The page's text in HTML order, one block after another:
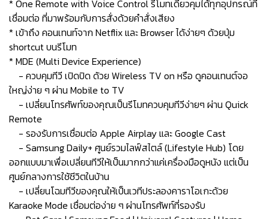
* One Remote with Voice Control รีโมทเดียวคุมได้ทุกอุปกรณ์ที่
เชื่อมต่อ ที่มาพร้อมกับการสั่งด้วยคำสั่งเสียง
* เข้าถึง คอนเทนท์จาก Netflix และ Browser ได้ง่ายๆ ด้วยปุ่ม
shortcut บนรีโมท
* MDE (Multi Device Experience)
- ควบคุมทีวี เปิดปิด ด้วย Wireless TV on หรือ ดูคอนเทนต์จอ
ใหญ่ง่าย ๆ ผ่าน Mobile to TV
- เปลี่ยนโทรศัพท์ของคุณเป็นรีโมทควบคุมทีวีง่ายๆ ผ่าน Quick
Remote
- รองรับการเชื่อมต่อ Apple Airplay และ Google Cast
- Samsung Daily+ ศูนย์รวมไลฟ์สไตล์ (Lifestyle Hub) โดย
ออกแบบมาเพื่อเปลี่ยนทีวีให้เป็นมากกว่าแค่เครื่องมือดูหนัง แต่เป็น
ศูนย์กลางการใช้ชีวิตในบ้าน
- เปลี่ยนโฉมทีวีของคุณให้เป็นเวทีประลองคาราโอเกะด้วย
Karaoke Mode เชื่อมต่อง่าย ๆ ผ่านโทรศัพท์ที่รองรับ